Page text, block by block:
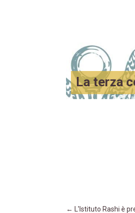
La terza
← L'Istituto Rashi è